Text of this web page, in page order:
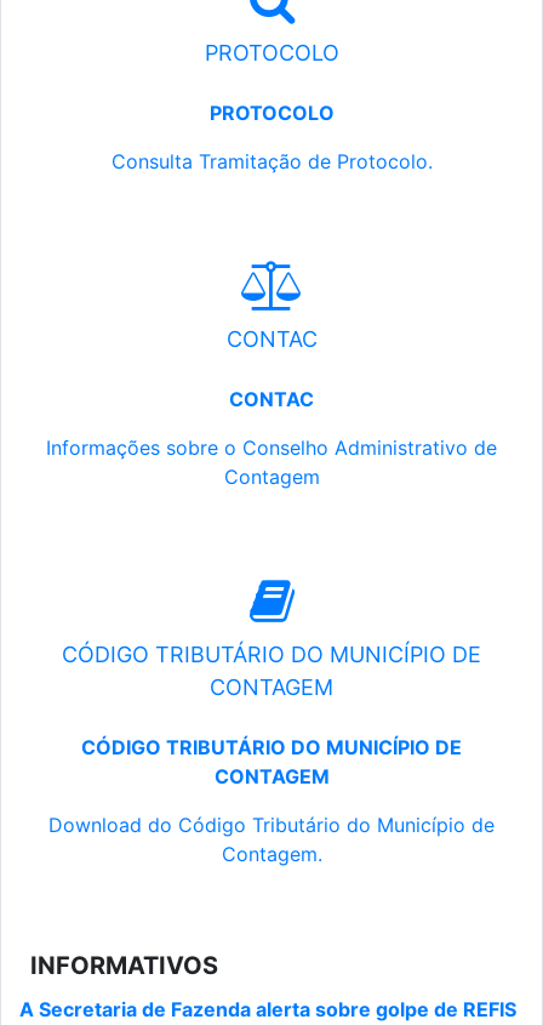
PROTOCOLO
PROTOCOLO
Consulta Tramitação de Protocolo.
CONTAC
CONTAC
Informações sobre o Conselho Administrativo de
Contagem
CÓDIGO TRIBUTÁRIO DO MUNICÍPIO DE
CONTAGEM
CÓDIGO TRIBUTÁRIO DO MUNICÍPIO DE
CONTAGEM
Download do Código Tributário do Município de
Contagem.
INFORMATIVOS
A Secretaria de Fazenda alerta sobre golpe de REFIS